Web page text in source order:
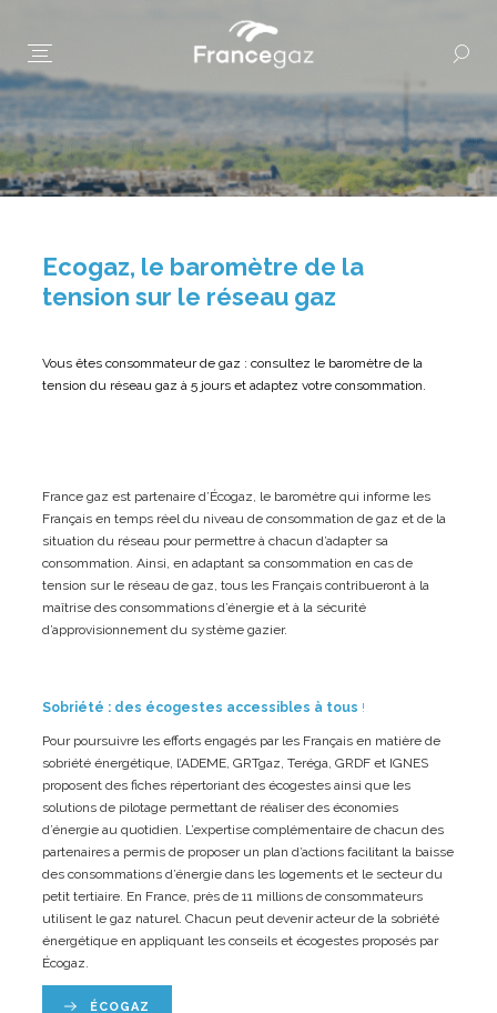
Ecogaz, le baromètre de la
tension sur le réseau gaz
Vous êtes consommateur de gaz : consultez le baromètre de la
tension du réseau gaz à 5 jours et adaptez votre consommation.
France gaz est partenaire d’Écogaz, le baromètre qui informe les
Français en temps réel du niveau de consommation de gaz et de la
situation du réseau pour permettre à chacun d’adapter sa
consommation. Ainsi, en adaptant sa consommation en cas de
tension sur le réseau de gaz, tous les Français contribueront à la
maîtrise des consommations d’énergie et à la sécurité
d’approvisionnement du système gazier.
Sobriété : des écogestes accessibles à tous !
Pour poursuivre les efforts engagés par les Français en matière de
sobriété énergétique, l’ADEME, GRTgaz, Teréga, GRDF et IGNES
proposent des fiches répertoriant des écogestes ainsi que les
solutions de pilotage permettant de réaliser des économies
d’énergie au quotidien. L’expertise complémentaire de chacun des
partenaires a permis de proposer un plan d’actions facilitant la baisse
des consommations d’énergie dans les logements et le secteur du
petit tertiaire. En France, près de 11 millions de consommateurs
utilisent le gaz naturel. Chacun peut devenir acteur de la sobriété
énergétique en appliquant les conseils et écogestes proposés par
Écogaz.
ÉCOGAZ